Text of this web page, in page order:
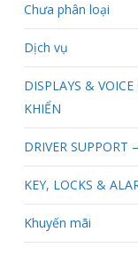
Chưa phân loại
Dịch vụ
DISPLAYS &
KHIỂN
DRIVER SUPPORT
KEY, LOCKS &
Khuyến mãi